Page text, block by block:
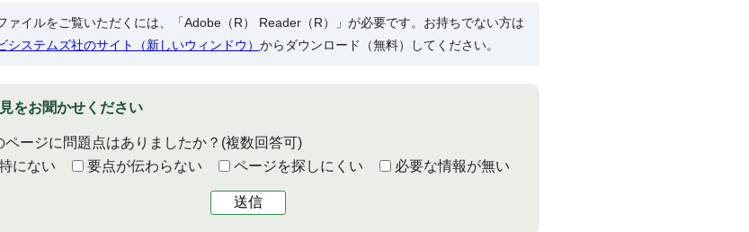
ァイルをご覧いただくには、「Adobe（R） Reader（R）」が必要です。お持ちでない方は
システムズ社のサイト（新しいウィンドウ） からダウンロード（無料）してください。
をお聞かせください
ページに問題点はありましたか？ (複数回答可)
にない
要点が伝わらない ページを探しにくい 必要な情報が無い
送信